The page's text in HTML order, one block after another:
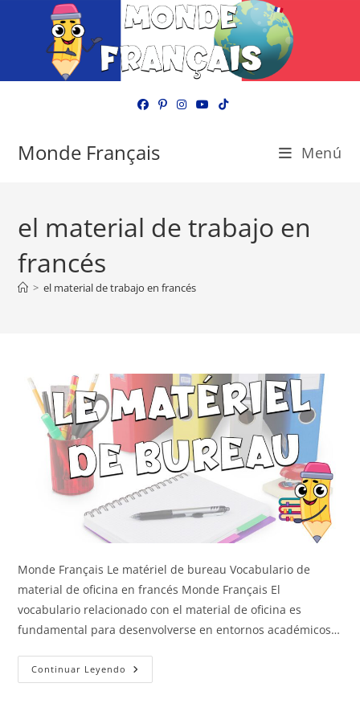
Monde Français Menú
el material de trabajo en
francés
> el material de trabajo en francés
Monde Français Le matériel de bureau Vocabulario de
material de oficina en francés Monde Français El
vocabulario relacionado con el material de oficina es
fundamental para desenvolverse en entornos académicos…
Continuar Leyendo El
Material